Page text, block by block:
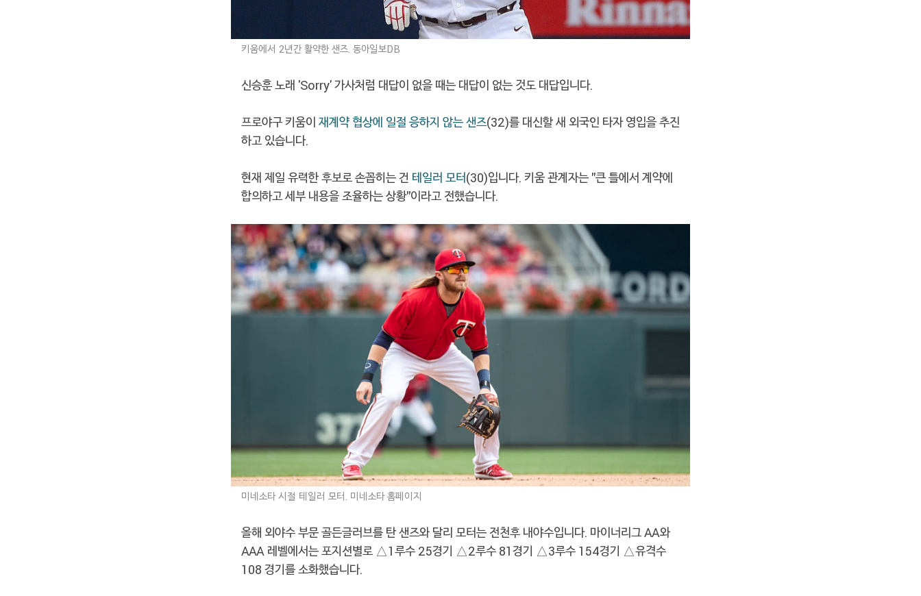
키움에서 2년간 활약한 샌즈. 동아일보DB
신승훈 노래 'Sorry' 가사처럼 대답이 없을 때는 대답이 없는 것도 대답입니다.
프로야구 키움이 재계약 협상에 일절 응하지 않는샌즈(32)를 대신할 새 외국인 타자 영입을 추진
하고 있습니다.
현재 제일 유력한 후보로 손꼽히는 건 테일러 모터(30)입니다. 키움 관계자는 "큰 틀에서 계약에
합의하고 세부 내용을 조율하는 상황"이라고 전했습니다.
미네소타 시절 테일러 모터. 미네소타 홈페이지
올해 외야수 부문 골든글러브를 탄 샌즈와 달리 모터는 전천후 내야수입니다. 마이너리그 AA와
AAA 레벨에서는 포지션별로 △1루수 25경기 △2루수 81경기 △3루수 154경기 △유격수
108 경기를 소화했습니다.